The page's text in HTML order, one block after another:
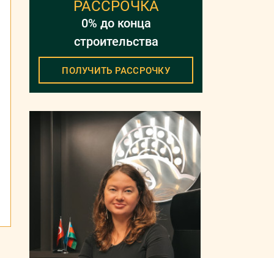
РАССРОЧКА
0% до конца
строительства
ПОЛУЧИТЬ РАССРОЧКУ